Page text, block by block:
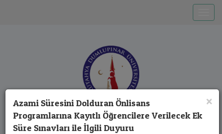
T.C. KÜTAHYA DUMLUPINAR ÜNİVERSİTESİ
Hisarcık Meslek Yüksekokulu
×
Azami Süresini Dolduran Önlisans
Programlarına Kayıtlı Öğrencilere Verilecek Ek
Süre Sınavları ile İlgili Duyuru